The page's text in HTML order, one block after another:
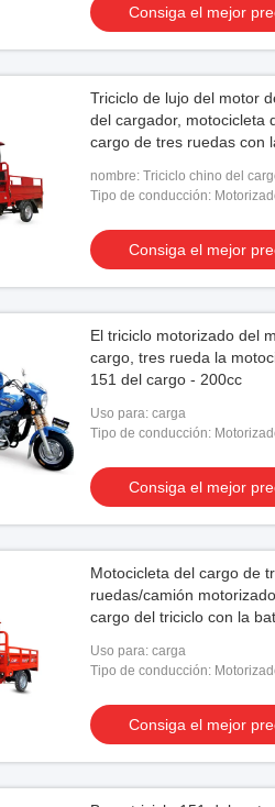
Consiga el mejor
Triciclo de lujo del motor
del cargador, motocicleta
cargo de tres ruedas con
nombre: Triciclo chino del
Tipo de conducción:
Consiga el mejor
El triciclo motorizado del
cargo, tres rueda la
151 del cargo - 200cc
Uso para: carga
Tipo de conducción:
Consiga el mejor
Motocicleta del cargo de
ruedas/camión
cargo del triciclo con la
Uso para: carga
Tipo de conducción:
Consiga el mejor